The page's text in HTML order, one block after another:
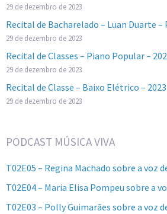
29 de dezembro de 2023
Recital de Bacharelado – Luan Duarte –
29 de dezembro de 2023
Recital de Classes – Piano Popular –
29 de dezembro de 2023
Recital de Classe – Baixo Elétrico – 2023
29 de dezembro de 2023
PODCAST MÚSICA VIVA
T02E05 – Regina Machado sobre a voz
T02E04 – Maria Elisa Pompeu sobre a
T02E03 – Polly Guimarães sobre a voz